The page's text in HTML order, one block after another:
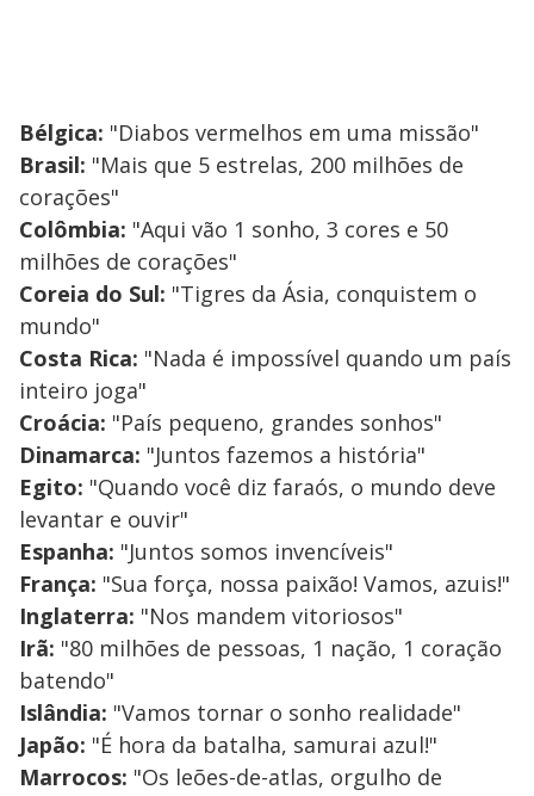
Bélgica: "Diabos vermelhos em uma missão"
Brasil: "Mais que 5 estrelas, 200 milhões de
corações"
Colômbia: "Aqui vão 1 sonho, 3 cores e 50
milhões de corações"
Coreia do Sul: "Tigres da Ásia, conquistem o
mundo"
Costa Rica: "Nada é impossível quando um país
inteiro joga"
Croácia: "País pequeno, grandes sonhos"
Dinamarca: "Juntos fazemos a história"
Egito: "Quando você diz faraós, o mundo deve
levantar e ouvir"
Espanha: "Juntos somos invencíveis"
França: "Sua força, nossa paixão! Vamos, azuis!"
Inglaterra: "Nos mandem vitoriosos"
Irã: "80 milhões de pessoas, 1 nação, 1 coração
batendo"
Islândia: "Vamos tornar o sonho realidade"
Japão: "É hora da batalha, samurai azul!"
Marrocos: "Os leões-de-atlas, orgulho de